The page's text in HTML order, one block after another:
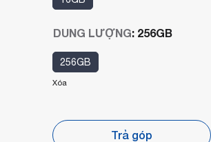
DUNG LƯỢNG: 256GB
256GB
Xóa
Trả góp